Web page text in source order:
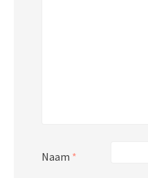
Naam *